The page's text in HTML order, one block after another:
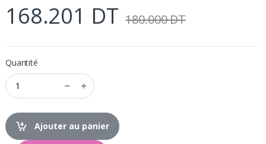
168.201 DT 180.000 DT
Quantité
Ajouter au panier